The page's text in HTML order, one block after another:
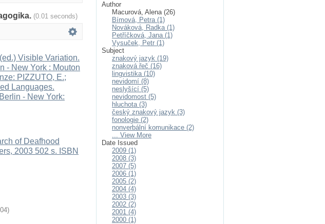
(0.01 seconds)
Visible Variation.
- New York : Mouton
PIZZUTO, E.;
Languages.
- New York:
of Deafhood
2003 502 s. ISBN
)
Author
Macurová, Alena (26)
Bímová, Petra (1)
Nováková, Radka (1)
Petříčková, Jana (1)
Vysuček, Petr (1)
Subject
znakový jazyk (19)
znaková řeč (16)
lingvistika (10)
nevidomí (8)
neslyšící (5)
nevidomost (5)
hluchota (3)
český znakový jazyk (3)
fonologie (2)
nonverbální komunikace (2)
... View More
Date Issued
2009 (1)
2008 (3)
2007 (5)
2006 (1)
2005 (2)
2004 (4)
2003 (3)
2002 (2)
2001 (4)
2000 (1)